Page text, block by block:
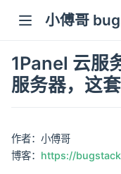
小傅哥
1Panel 云服
服务器，这
作者：小傅哥
博客： https://